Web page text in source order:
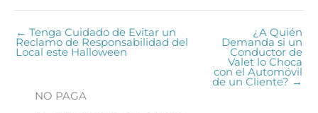
← Tenga Cuidado de Evitar un
Reclamo de Responsabilidad del
Local este Halloween
¿A Quién
Demanda si un
Conductor de
Valet lo Choca
con el Automóvil
de un Cliente? →
NO PAGA